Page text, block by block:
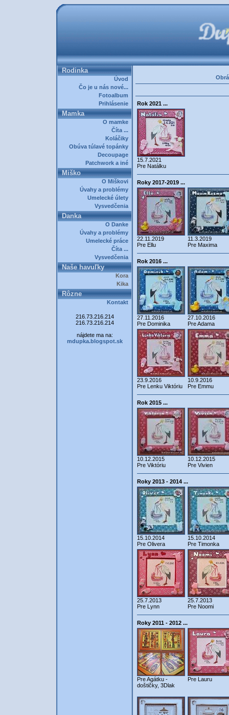
Rodinka
Úvod
Čo je u nás nové...
Fotoalbum
Prihlásenie
Mamka
O mamke
Číta ...
Koláčiky
Obúva túlavé topánky
Decoupage
Patchwork a iné
Miško
O Miškovi
Úvahy a problémy
Umelecké úlety
Vysvedčenia
Danka
O Danke
Úvahy a problémy
Umelecké práce
Číta ...
Vysvedčenia
Naše havuľky
Kora
Kika
Rôzne
Kontakt
216.73.216.214
216.73.216.214
nájdete ma na:
mdupka.blogspot.sk
Rok 2021 ...
15.7.2021
Pre Natálku
Roky 2017-2019 ...
22.11.2019
Pre Ellu
11.3.2019
Pre Maxima
Rok 2016 ...
27.11.2016
Pre Dominika
27.10.2016
Pre Adama
23.9.2016
Pre Lenku Viktóriu
10.9.2016
Pre Emmu
Rok 2015 ...
10.12.2015
Pre Viktóriu
10.12.2015
Pre Vivien
Roky 2013 - 2014 ...
15.10.2014
Pre Olivera
15.10.2014
Pre Timonka
25.7.2013
Pre Lynn
25.7.2013
Pre Noomi
Roky 2011 - 2012 ...
Pre Agátku -
doštičky, 3Dlak
Pre Lauru